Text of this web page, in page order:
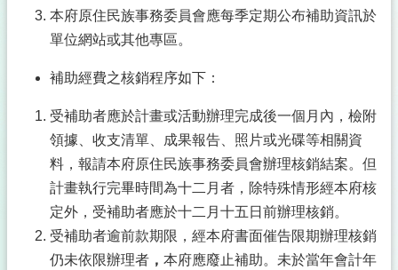
本府原住民族事務委員會應每季定期公布補助資訊於
單位網站或其他專區。
補助經費之核銷程序如下：
受補助者應於計畫或活動辦理完成後一個月內，檢附
領據、收支清單、成果報告、照片或光碟等相關資
料，報請本府原住民族事務委員會辦理核銷結案。但
計畫執行完畢時間為十二月者，除特殊情形經本府核
定外，受補助者應於十二月十五日前辦理核銷。
受補助者逾前款期限，經本府書面催告限期辦理核銷
仍未依限辦理者 ， 本府應廢止補助。未於當年會計年